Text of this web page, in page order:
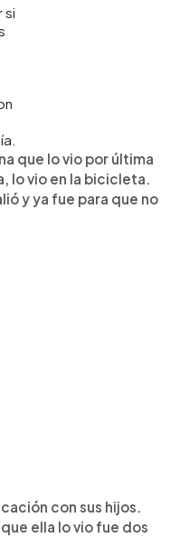
si
que lo vio por última
lo vio en la bicicleta.
y ya fue para que no
con sus hijos.
ella lo vio fue dos